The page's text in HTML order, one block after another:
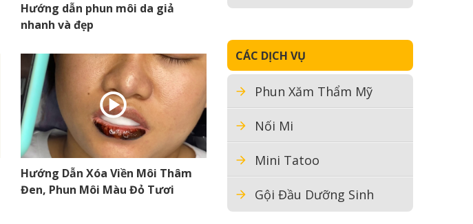
Hướng dẫn phun môi da giả
nhanh và đẹp
Hướng Dẫn Xóa Viền Môi Thâm
Đen, Phun Môi Màu Đỏ Tươi
CÁC DỊCH VỤ
Phun Xăm Thẩm Mỹ
Nối Mi
Mini Tatoo
Gội Đầu Dưỡng Sinh